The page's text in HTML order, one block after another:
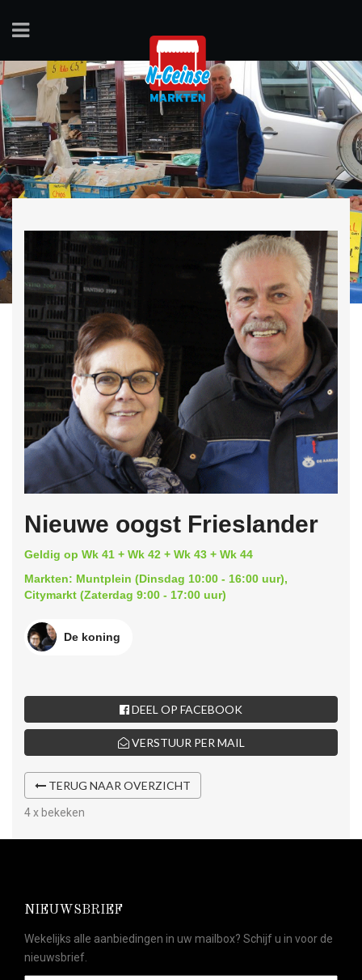
Nieuwe oogst Frieslander
Geldig op Wk 41 + Wk 42 + Wk 43 + Wk 44
Markten: Muntplein (Dinsdag 10:00 - 16:00 uur),
Citymarkt (Zaterdag 9:00 - 17:00 uur)
De koning
DEEL OP FACEBOOK
VERSTUUR PER MAIL
TERUG NAAR OVERZICHT
4 x bekeken
NIEUWSBRIEF
Wekelijks alle aanbiedingen in uw mailbox? Schijf u in voor de
nieuwsbrief.